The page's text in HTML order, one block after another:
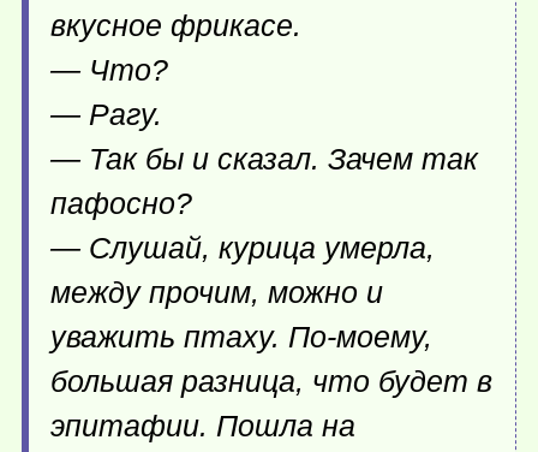
вкусное фрикасе.
— Что?
— Рагу.
— Так бы и сказал. Зачем так
пафосно?
— Слушай, курица умерла,
между прочим, можно и
уважить птаху. По-моему,
большая разница, что будет в
эпитафии. Пошла на